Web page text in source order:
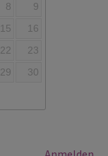
8
9
15
16
22
23
29
30